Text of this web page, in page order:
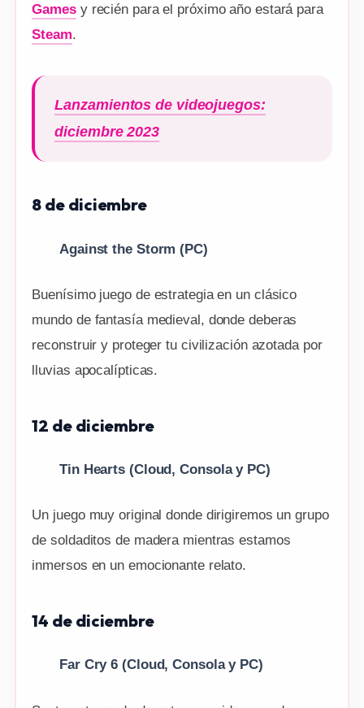
Gamesy recién para el próximo año estará para
Steam.
Lanzamientos de videojuegos:
diciembre 2023
8 de diciembre
Against the Storm (PC)
Buenísimo juego de estrategia en un clásico
mundo de fantasía medieval, donde deberas
reconstruir y proteger tu civilización azotada por
lluvias apocalípticas.
12 de diciembre
Tin Hearts (Cloud, Consola y PC)
Un juego muy original donde dirigiremos un grupo
de soldaditos de madera mientras estamos
inmersos en un emocionante relato.
14 de diciembre
Far Cry 6 (Cloud, Consola y PC)